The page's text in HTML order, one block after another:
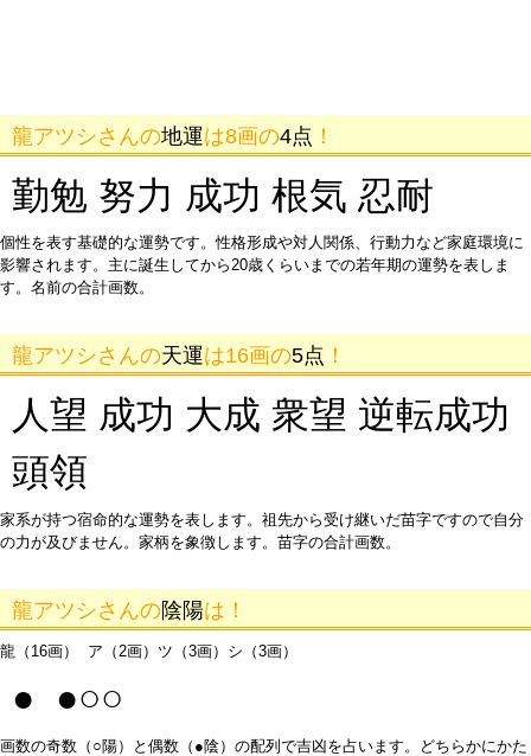
龍アツシさんの地運は8画の4点 ！
勤勉 努力 成功 根気 忍耐
個性を表す基礎的な運勢です。性格形成や対人関係、行動力など家庭環境に
影響されます。主に誕生してから20歳くらいまでの若年期の運勢を表しま
す。名前の合計画数。
龍アツシさんの天運は16画の5点 ！
人望 成功 大成 衆望 逆転成功
頭領
家系が持つ宿命的な運勢を表します。祖先から受け継いだ苗字ですので自分
の力が及びません。家柄を象徴します。苗字の合計画数。
龍アツシさんの陰陽は！
龍（16画） ア（2画）ツ（3画）シ（3画）
● ●○○
画数の奇数（○陽）と偶数（●陰）の配列で吉凶を占います。どちらかにかた